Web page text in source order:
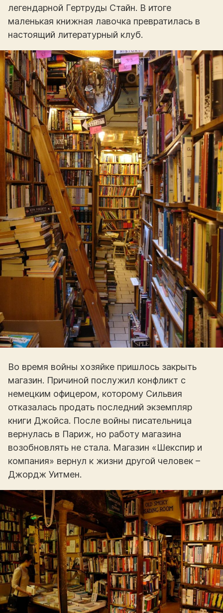
легендарной Гертруды Стайн. В итоге
маленькая книжная лавочка превратилась в
настоящий литературный клуб.
Во время войны хозяйке пришлось закрыть
магазин. Причиной послужил конфликт с
немецким офицером, которому Сильвия
отказалась продать последний экземпляр
книги Джойса. После войны писательница
вернулась в Париж, но работу магазина
возобновлять не стала. Магазин «Шекспир и
компания» вернул к жизни другой человек –
Джордж Уитмен.